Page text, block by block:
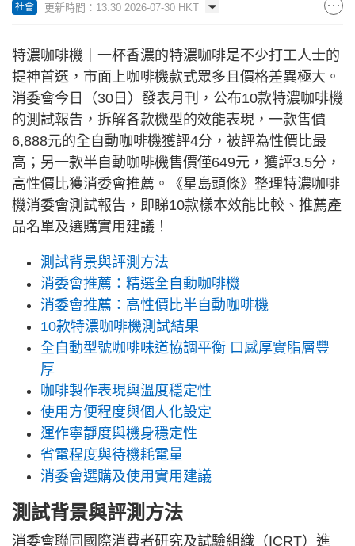
社會 更新時間：13:30 2026-07-30 HKT
特濃咖啡機｜一杯香濃的特濃咖啡是不少打工人士的
提神首選，市面上咖啡機款式眾多且價格差異極大。
消委會今日（30日）發表月刊，公布10款特濃咖啡機
的測試報告，拆解各款機型的效能表現，一款售價
6,888元的全自動咖啡機獲評4分，被評為性價比最
高；另一款半自動咖啡機售價僅649元，獲評3.5分，
高性價比獲消委會推薦。《星島頭條》整理特濃咖啡
機消委會測試報告，即睇10款樣本效能比較、推薦產
品名單及選購實用建議！
測試背景與評測方法
消委會推薦：精選全自動咖啡機
消委會推薦：高性價比半自動咖啡機
10款特濃咖啡機測試結果
全自動型號咖啡味道協調平衡 口感厚實脂層豐
厚
咖啡製作表現與溫度穩定性
使用方便程度與個人化設定
運作寧靜度與機身穩定性
省電程度與待機耗電量
消委會選購及使用實用建議
測試背景與評測方法
消委會聯同國際消費者研究及試驗組織（ICRT）進